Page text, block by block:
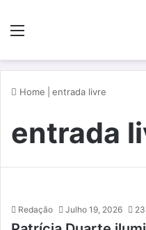
Home entrada livre
entrada
Redação Julho 19, 2026 23